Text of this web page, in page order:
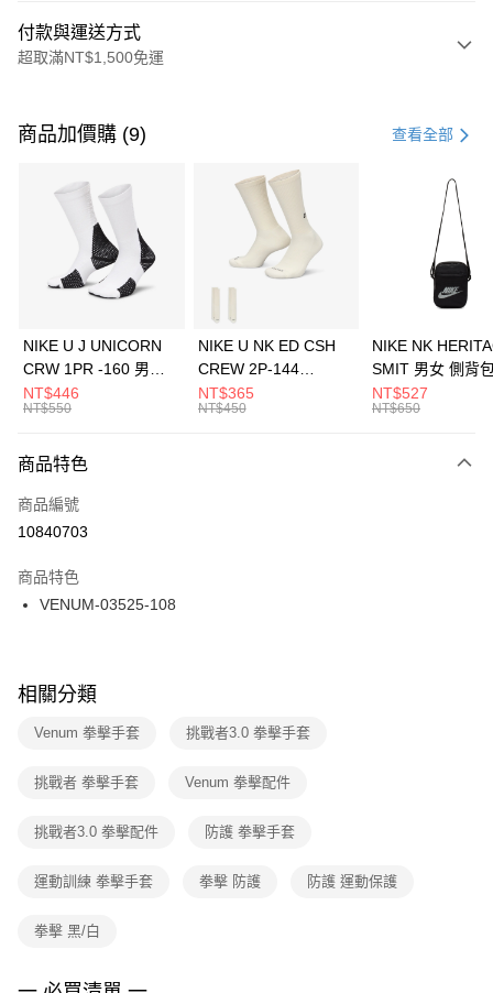
付款與運送方式
超取滿NT$1,500免運
信用卡一次付款
3 期 0 利率 每期 21家銀行
合作金庫商業銀行
第一商業銀行
華南商業銀行
彰化商業銀行
上海商業儲蓄銀行
元大商業銀行
台灣樂天信用卡公司
Apple Pay
全盈+PAY
AFTEE先享後付
【關於「AFTEE先享後付」】
便利好安心！
１．簡單：不需註冊會員、不需綁卡、不需儲值。
【「AFTEE先享後付」結帳流程】
３．收到繳費通知簡訊後14天內，點擊此簡訊中的連結，可透過四大超商／
ATM／網路銀行／等多元方式進行付款，方視為交易完成。
購買商品的店家。未經商家同意取消之訂單仍視為有效，需透過AFTEE先享
※ 交易是否成功請以「AFTEE先享後付 」之結帳頁面顯示為準，若有關於
https://netprotections.freshdesk.com/support/home
１．透過由恩沛科技股份有限公司提供之「AFTEE先享後付」服務完成之交
２．關於個人資料處理事宜，請瀏覽以下網址：
３．未成年的使用者請事先徵得法定代理人或監護人之同意方可使用
運送方式
7-11取貨(快速到店)
宅配
商品加價購 (9) 查看全部
NIKE U J UNICORN
CRW 1PR -160 男女
中統襪 FZ3393100
NT$446
NT$550
NIKE U NK ED CSH
CREW 2P-144
EMBRDY 男女 短統襪
FZ3073133
NT$365
NT$450
NIKE NK
SMIT 男女 側背
BA5871010
NT$527
NT$650
商品特色
商品編號
10840703
商品特色
VENUM-03525-108
相關分類
Venum 拳擊手套 挑戰者3.0 拳擊手套
挑戰者 拳擊手套 Venum 拳擊配件
挑戰者3.0 拳擊配件 防護 拳擊手套
運動訓練 拳擊手套 拳擊 防護 防護 運動保護
拳擊 黑/白